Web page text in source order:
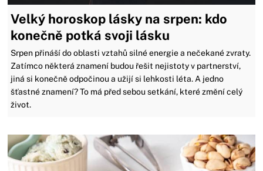
Velký horoskop lásky na srpen: kdo
konečně potká svoji lásku
Srpen přináší do oblasti vztahů silné energie a nečekané zvraty.
Zatímco některá znamení budou řešit nejistoty v partnerství,
jiná si konečně odpočinou a užijí si lehkosti léta. A jedno
šťastné znamení? To má před sebou setkání, které změní celý
život.